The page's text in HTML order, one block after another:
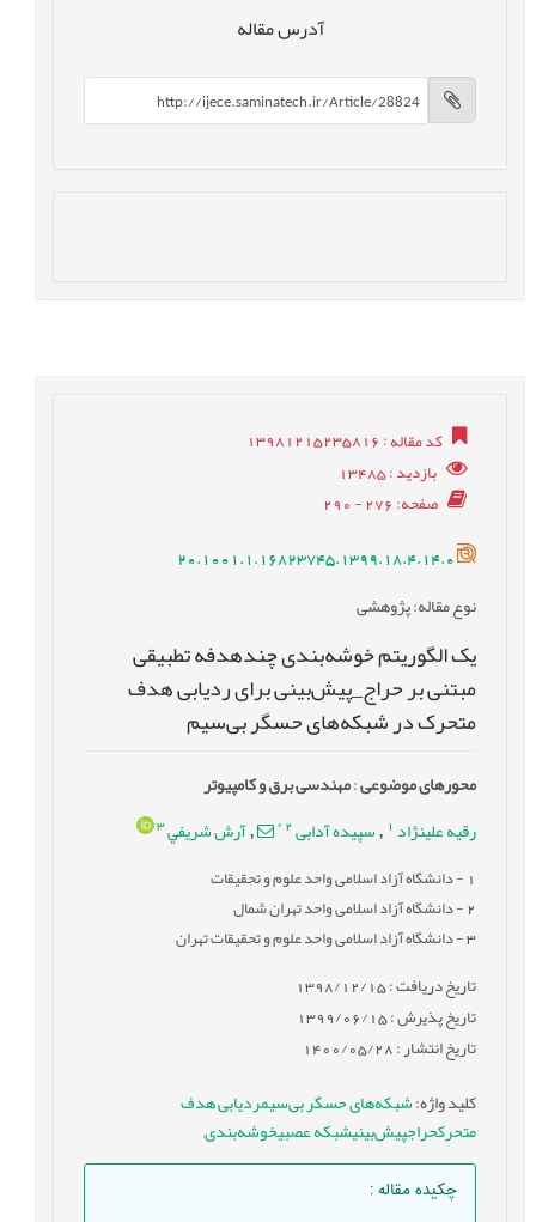
آدرس مقاله
کد مقاله: 13981215235816
بازدید: 13485
صفحه: 276 - 290
20.1001.1.16823745.1399.18.4.14.0
نوع مقاله: پژوهشی
یک الگوریتم خوشه‌بندی چندهدفه تطبیقی
مبتنی بر حراج_پیش‌بینی برای ردیابی هدف
متحرک در شبکه‌های حسگر بی‌سیم‌
محورهای موضوعی:مهندسی برق و کامپیوتر
رقیه علینژاد , سپیده آدابی 2
*
,آرش شريفي 3
- دانشگاه آزاد اسلامی واحد علوم و تحقیقات
2- دانشگاه آزاد اسلامی واحد تهران شمال
3- دانشگاه آزاد اسلامی واحد علوم و تحقیقات تهران
تاریخ دریافت : 1398/12/15
تاریخ پذیرش : 1399/06/15
تاریخ انتشار : 1400/05/28
کلید واژه:شبکه‌های حسگر بی‌سیمردیابی هدف
متحرکحراجپیش‌بینیشبکه عصبیخوشه‌بندی,
چکیده مقاله: